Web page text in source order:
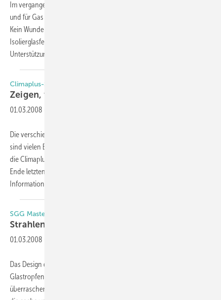
Im vergangenen Jahr sind die Preise für Heizöl um rund 32 Prozent
und für Gas um 15 bis 20 Prozent gestiegen. Heizen wird immer teurer.
Kein Wunder, dass Energiesparmaßnahmen wie Erneuerung der
Isolierglasfenster für den Verbraucher immer wichtiger werden. Zur
Unterstützung des
Climaplus-Securit-Partner
Zeigen, was Glas alles
01.03.2008
Die verschiedenen Zusatzfunktionen und Einsatzgebiete von Glas
sind vielen Bauherren immer noch unbekannt. Diese Lücke schließen
die Climaplus-Securit-Partner mit ihrer Aktion „Das kann Glas“. Seit
Ende letzten Jahres können Fachbetriebe kostenlos
Informationsmaterialien bestellen,
SGG Master-Shine
Strahlende
01.03.2008
Das Design des neuen Strukturglases SGG Master-Shine wirkt wie
Glastropfen auf mattem Untergrund und erscheint dadurch
überraschend glänzend. Es ist ein Gussglas aus der Reihe Masterglass,